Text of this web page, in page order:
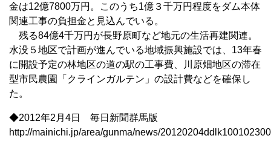
金は12億7800万円。このうち1億３千万円程度をダム本体
関連工事の負担金と見込んでいる。
残る84億4千万円が長野原町など地元の生活再建関連。
水没５地区で計画が進んでいる地域振興施設では、13年春
に開設予定の林地区の道の駅の工事費、川原畑地区の滞在
型市民農園「クラインガルテン」の設計費などを確保し
た。
◆2012年2月4日 毎日新聞群馬版
http://mainichi.jp/area/gunma/news/